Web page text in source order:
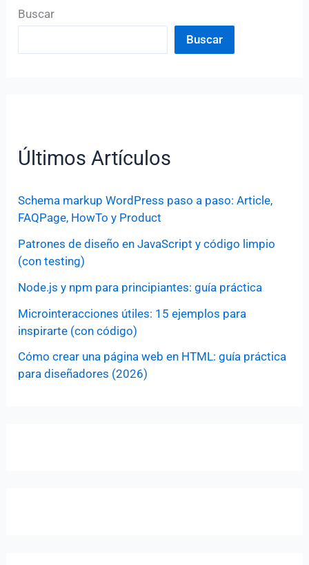
Buscar
Buscar
Últimos Artículos
Schema markup WordPress paso a paso: Article,
FAQPage, HowTo y Product
Patrones de diseño en JavaScript y código limpio
(con testing)
Node.js y npm para principiantes: guía práctica
Microinteracciones útiles: 15 ejemplos para
inspirarte (con código)
Cómo crear una página web en HTML: guía práctica
para diseñadores (2026)